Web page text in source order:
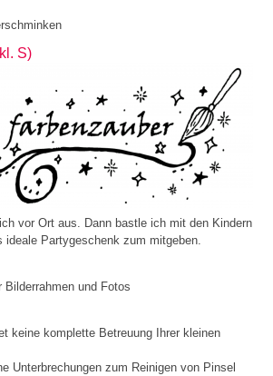
S)
vor Ort aus. Dann bastle ich mit den Kindern
ideale Partygeschenk zum mitgeben.
Bilderrahmen und Fotos
keine komplette Betreuung Ihrer kleinen
Unterbrechungen zum Reinigen von Pinsel